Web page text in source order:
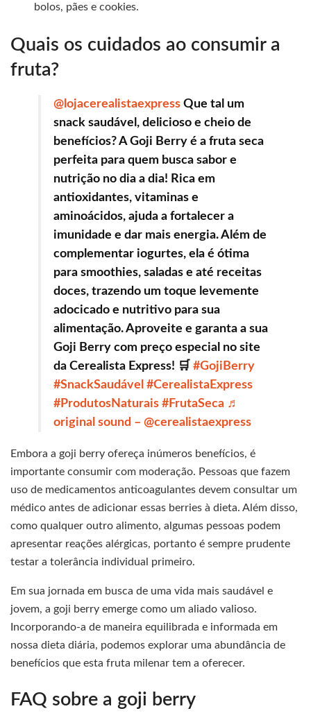
bolos, pães e cookies.
Quais os cuidados ao consumir a
fruta?
@lojacerealistaexpress Que tal um
snack saudável, delicioso e cheio de
benefícios? A Goji Berry é a fruta seca
perfeita para quem busca sabor e
nutrição no dia a dia! Rica em
antioxidantes, vitaminas e
aminoácidos, ajuda a fortalecer a
imunidade e dar mais energia. Além de
complementar iogurtes, ela é ótima
para smoothies, saladas e até receitas
doces, trazendo um toque levemente
adocicado e nutritivo para sua
alimentação. Aproveite e garanta a sua
Goji Berry com preço especial no site
da Cerealista Express! 🛒 #GojiBerry
#SnackSaudável #CerealistaExpress
#ProdutosNaturais #FrutaSeca ♬
original sound – @cerealistaexpress
Embora a goji berry ofereça inúmeros benefícios, é
importante consumir com moderação. Pessoas que fazem
uso de medicamentos anticoagulantes devem consultar um
médico antes de adicionar essas berries à dieta. Além disso,
como qualquer outro alimento, algumas pessoas podem
apresentar reações alérgicas, portanto é sempre prudente
testar a tolerância individual primeiro.
Em sua jornada em busca de uma vida mais saudável e
jovem, a goji berry emerge como um aliado valioso.
Incorporando-a de maneira equilibrada e informada em
nossa dieta diária, podemos explorar uma abundância de
benefícios que esta fruta milenar tem a oferecer.
FAQ sobre a goji berry